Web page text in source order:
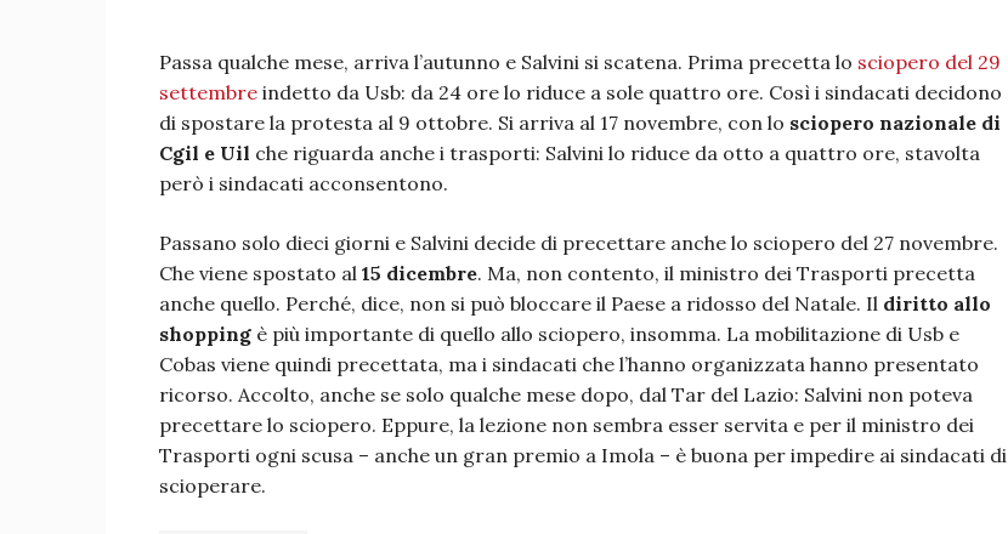
Passa qualche mese, arriva l’autunno e Salvini si scatena. Prima precetta lo sciopero del 29
settembre indetto da Usb: da 24 ore lo riduce a sole quattro ore. Così i sindacati decidono
di spostare la protesta al 9 ottobre. Si arriva al 17 novembre, con lo sciopero nazionale di
Cgil e Uil che riguarda anche i trasporti: Salvini lo riduce da otto a quattro ore, stavolta
però i sindacati acconsentono.
Passano solo dieci giorni e Salvini decide di precettare anche lo sciopero del 27 novembre.
Che viene spostato al 15 dicembre. Ma, non contento, il ministro dei Trasporti precetta
anche quello. Perché, dice, non si può bloccare il Paese a ridosso del Natale. Il diritto allo
shopping è più importante di quello allo sciopero, insomma. La mobilitazione di Usb e
Cobas viene quindi precettata, ma i sindacati che l’hanno organizzata hanno presentato
ricorso. Accolto, anche se solo qualche mese dopo, dal Tar del Lazio: Salvini non poteva
precettare lo sciopero. Eppure, la lezione non sembra esser servita e per il ministro dei
Trasporti ogni scusa – anche un gran premio a Imola – è buona per impedire ai sindacati di
scioperare.